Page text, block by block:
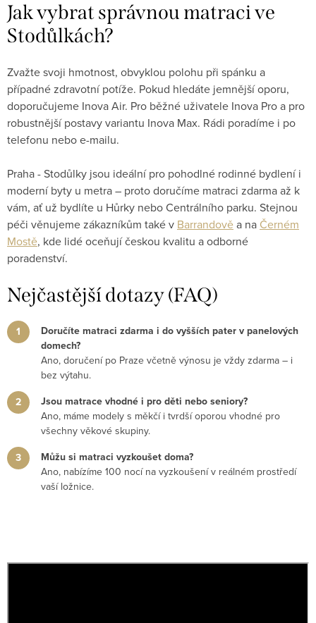
Jak vybrat správnou matraci ve
Stodůlkách?
Zvažte svoji hmotnost, obvyklou polohu při spánku a
případné zdravotní potíže. Pokud hledáte jemnější oporu,
doporučujeme Inova Air. Pro běžné uživatele Inova Pro a pro
robustnější postavy variantu Inova Max. Rádi poradíme i po
telefonu nebo e-mailu.
Praha - Stodůlky jsou ideální pro pohodlné rodinné bydlení i
moderní byty u metra – proto doručíme matraci zdarma až k
vám, ať už bydlíte u Hůrky nebo Centrálního parku. Stejnou
péči věnujeme zákazníkům také v Barrandověa na Černém
Mostě, kde lidé oceňují českou kvalitu a odborné
poradenství.
Nejčastější dotazy (FAQ)
Doručíte matraci zdarma i do vyšších pater v panelových
domech?
Ano, doručení po Praze včetně výnosu je vždy zdarma – i
bez výtahu.
Jsou matrace vhodné i pro děti nebo seniory?
Ano, máme modely s měkčí i tvrdší oporou vhodné pro
všechny věkové skupiny.
Můžu si matraci vyzkoušet doma?
Ano, nabízíme 100 nocí na vyzkoušení v reálném prostředí
vaší ložnice.